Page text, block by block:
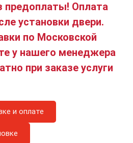
Оплата
установки двери.
по Московской
у нашего менеджера
при заказе услуги
и оплате